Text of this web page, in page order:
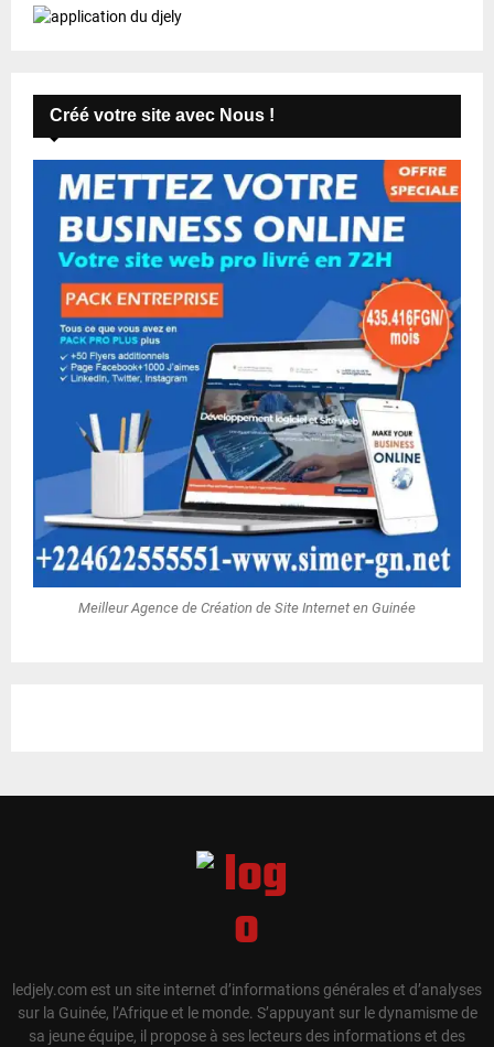
Créé votre site avec Nous !
Meilleur Agence de Création de Site Internet en Guinée
ledjely.com est un site internet d’informations générales et d’analyses
sur la Guinée, l’Afrique et le monde. S’appuyant sur le dynamisme de
sa jeune équipe, il propose à ses lecteurs des informations et des